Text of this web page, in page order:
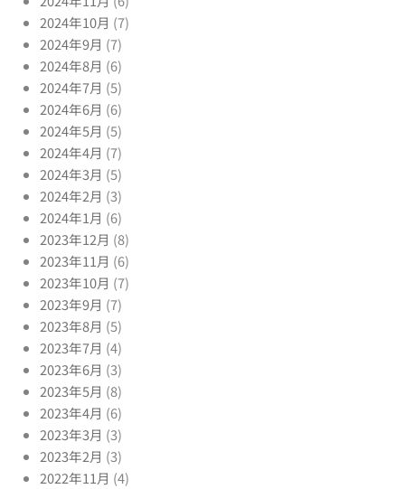
2024年10月 (7)
2024年9月 (7)
2024年8月 (6)
2024年7月 (5)
2024年6月 (6)
2024年5月 (5)
2024年4月 (7)
2024年3月 (5)
2024年2月 (3)
2024年1月 (6)
2023年12月 (8)
2023年11月 (6)
2023年10月 (7)
2023年9月 (7)
2023年8月 (5)
2023年7月 (4)
2023年6月 (3)
2023年5月 (8)
2023年4月 (6)
2023年3月 (3)
2023年2月 (3)
2022年11月 (4)